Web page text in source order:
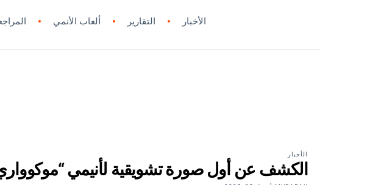
الأخبار التقارير ألعاب الأنمي
الأخبار
الكشف عن أول صورة تشويقية لأنيمي “موكوواري